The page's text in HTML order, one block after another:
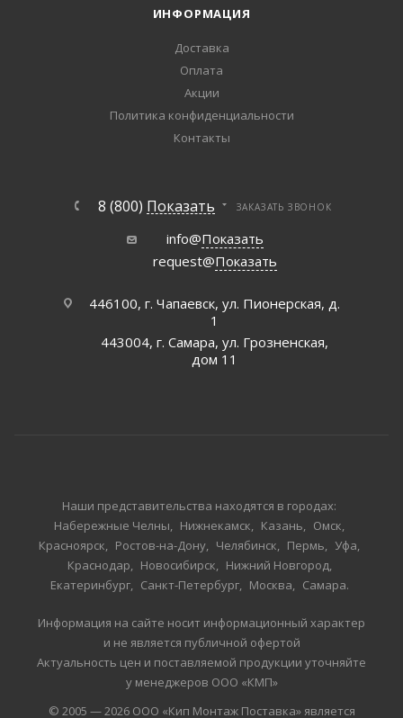
ИНФОРМАЦИЯ
Доставка
Оплата
Акции
Политика конфиденциальности
Контакты
8 (800) Показать ЗАКАЗАТЬ ЗВОНОК
info@Показать
request@Показать
446100, г. Чапаевск, ул. Пионерская, д.
1
443004, г. Самара, ул. Грозненская,
дом 11
Наши представительства находятся в городах:
Набережные Челны
Нижнекамск Казань
Омск
Красноярск
Ростов-на-Дону Челябинск Пермь
Уфа
Краснодар
Новосибирск
Нижний Новгород
Екатеринбург
Санкт-Петербург Москва Самара
Информация на сайте носит информационный характер
и не является публичной офертой
Актуальность цен и поставляемой продукции уточняйте
у менеджеров ООО «КМП»
© 2005 — 2026 ООО «Кип Монтаж Поставка» является